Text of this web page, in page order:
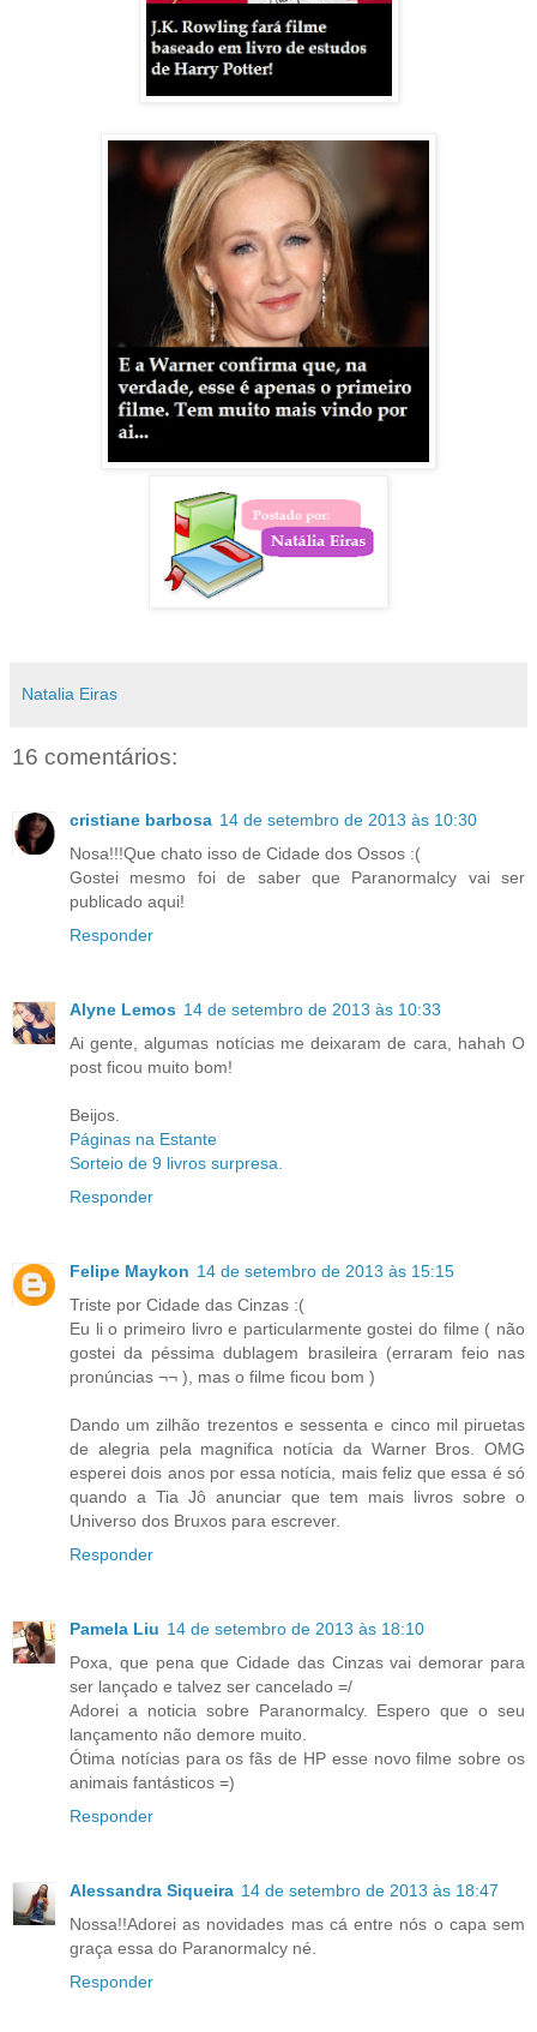
Natalia Eiras
16 comentários:
cristiane barbosa 14 de setembro de 2013 às 10:30
Nosa!!!Que chato isso de Cidade dos Ossos :(
Gostei mesmo foi de saber que Paranormalcy vai ser
publicado aqui!
Responder
Alyne Lemos 14 de setembro de 2013 às 10:33
Ai gente, algumas notícias me deixaram de cara, hahah O
post ficou muito bom!
Beijos.
Páginas na Estante
Sorteio de 9 livros surpresa.
Responder
Felipe Maykon 14 de setembro de 2013 às 15:15
Triste por Cidade das Cinzas :(
Eu li o primeiro livro e particularmente gostei do filme ( não
gostei da péssima dublagem brasileira (erraram feio nas
pronúncias ¬¬ ), mas o filme ficou bom )
Dando um zilhão trezentos e sessenta e cinco mil piruetas
de alegria pela magnifica notícia da Warner Bros. OMG
esperei dois anos por essa notícia, mais feliz que essa é só
quando a Tia Jô anunciar que tem mais livros sobre o
Universo dos Bruxos para escrever.
Responder
Pamela Liu 14 de setembro de 2013 às 18:10
Poxa, que pena que Cidade das Cinzas vai demorar para
ser lançado e talvez ser cancelado =/
Adorei a noticia sobre Paranormalcy. Espero que o seu
lançamento não demore muito.
Ótima notícias para os fãs de HP esse novo filme sobre os
animais fantásticos =)
Responder
Alessandra Siqueira 14 de setembro de 2013 às 18:47
Nossa!!Adorei as novidades mas cá entre nós o capa sem
graça essa do Paranormalcy né.
Responder